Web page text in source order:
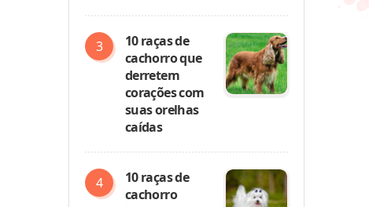
10 raças de
cachorro que
derretem
corações com
suas orelhas
caídas
10 raças de
cachorro